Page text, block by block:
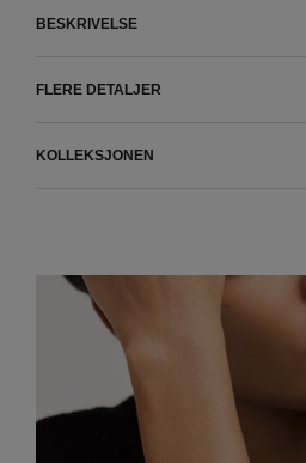
BESKRIVELSE
FLERE DETALJER
KOLLEKSJONEN